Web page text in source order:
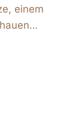
einem